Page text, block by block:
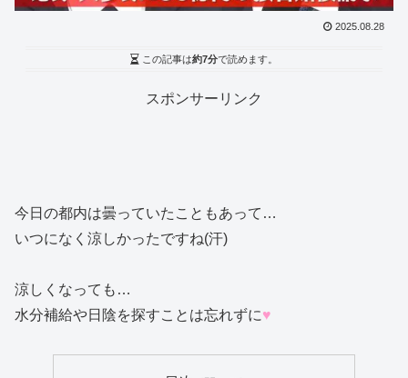
2025.08.28
この記事は約7分で読めます。
スポンサーリンク
今日の都内は曇っていたこともあって…
いつになく涼しかったですね(汗)
涼しくなっても…
水分補給や日陰を探すことは忘れずに♥